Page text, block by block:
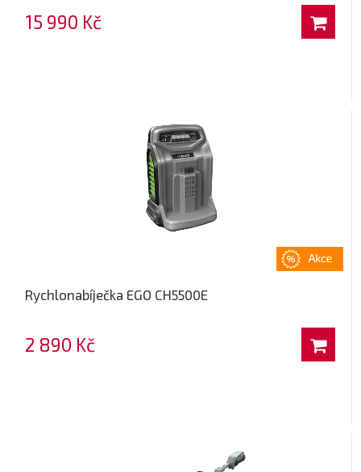
15 990 Kč
Rychlonabíječka EGO CH5500E
2 890 Kč